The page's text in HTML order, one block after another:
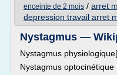
enceinte de 2 mois / arret
depression travail arret
Nystagmus —
Nystagmus
Nystagmus optocinétique